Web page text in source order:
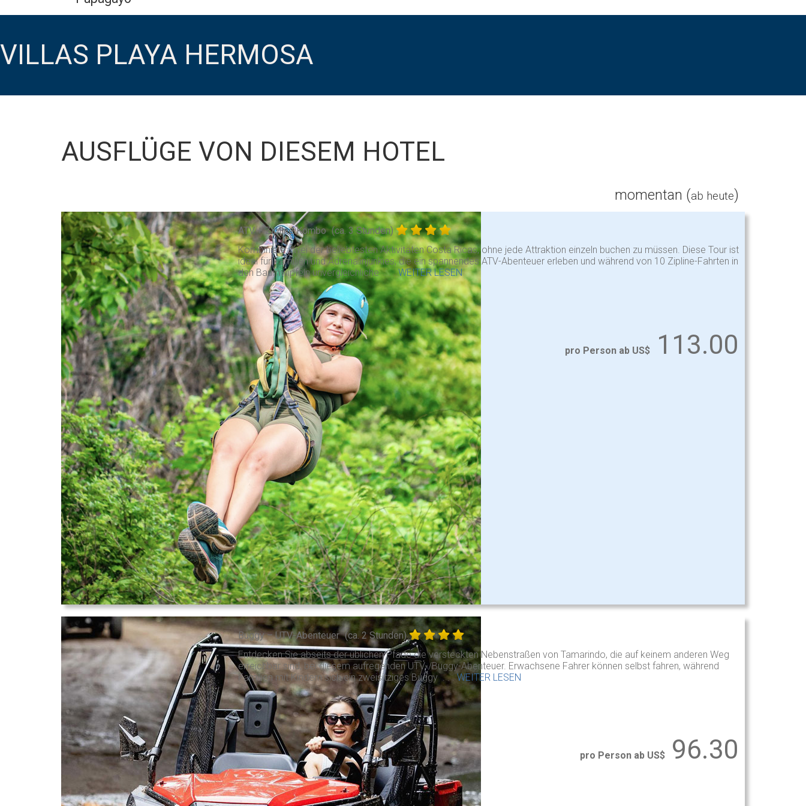
VILLAS PLAYA HERMOSA
AUSFLÜGE VON DIESEM HOTEL
momentan (ab heute)
ATV + Zipline Kombo (ca. 3 Stunden)
Kombiniere zwei der beliebtesten Aktivitäten Costa Ricas, ohne jede Attraktion einzeln buchen zu müssen. Diese Tour ist
ideal für Familien und Adrenalinjunkies, die ein spannendes ATV-Abenteuer erleben und während von 10 Zipline-Fahrten in
den Baumwipfeln unvergleichliche . . . WEITER LESEN
pro Person ab US$ 113.00
Buggy – UTV-Abenteuer (ca. 2 Stunden)
Entdecken Sie abseits der üblichen Pfade die versteckten Nebenstraßen von Tamarindo, die auf keinem anderen Weg
erreichbar sind, bei diesem aufregenden UTV-/Buggy-Abenteuer. Erwachsene Fahrer können selbst fahren, während
Familien mit Kindern sich ein zweisitziges Buggy . . .WEITER LESEN
pro Person ab US$ 96.30